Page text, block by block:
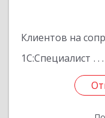
Клиентов на
1С:Специалист